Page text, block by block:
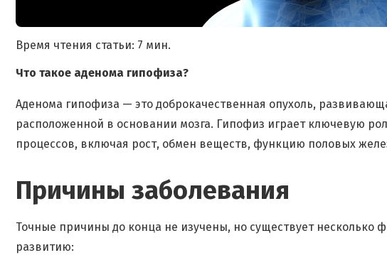
Время чтения статьи: 7 мин.
Что такое аденома гипофиза?
Аденома гипофиза — это доброкачественная опухоль,
расположенной в основании мозга. Гипофиз играет ключевую
процессов, включая рост, обмен веществ, функцию половых
Причины заболевания
Точные причины до конца не изучены, но существует несколько
развитию: